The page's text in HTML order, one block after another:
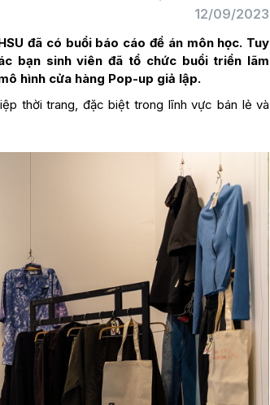
12/09/2023
đã có buổi báo cáo đề án môn học. Tuy
bạn sinh viên đã tổ chức buổi triển lãm
hình cửa hàng Pop-up giả lập.
thời trang, đặc biệt trong lĩnh vực bán lẻ và